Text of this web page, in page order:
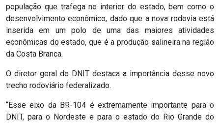
CÂMARA
FEDERAL
CÂMARA
MUNICIPAL
DE
MACAU
população que trafega no interior do estado, bem como o
desenvolvimento econômico, dado que a nova rodovia está
inserida em um polo de uma das maiores atividades
econômicas do estado, que é a produção salineira na região
da Costa Branca.
O diretor geral do DNIT destaca a importância desse novo
trecho rodoviário federalizado.
“Esse eixo da BR-104 é extremamente importante para o
DNIT, para o Nordeste e para o estado do Rio Grande do